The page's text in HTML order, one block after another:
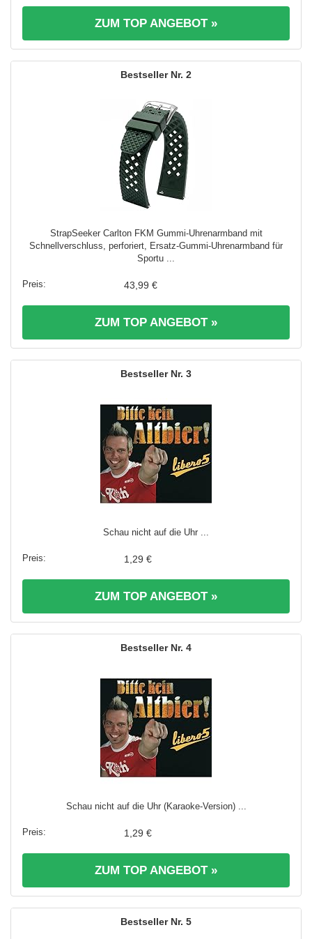
ZUM TOP ANGEBOT »
2
StrapSeeker Carlton FKM Gummi-Uhrenarmband mit
Schnellverschluss, perforiert, Ersatz-Gummi-Uhrenarmband für
Sportu ...
43,99 €
ZUM TOP ANGEBOT »
3
Schau nicht auf die Uhr ...
1,29 €
ZUM TOP ANGEBOT »
4
Schau nicht auf die Uhr (Karaoke-Version) ...
1,29 €
ZUM TOP ANGEBOT »
5